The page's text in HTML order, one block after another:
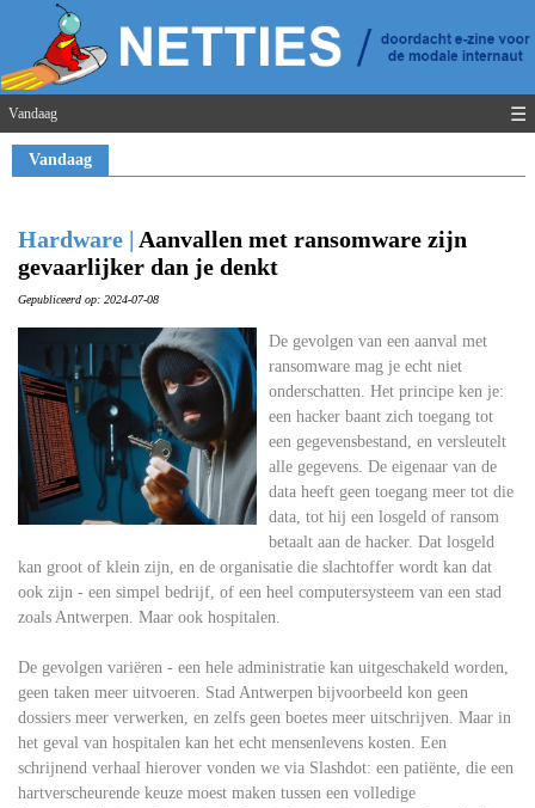
Vandaag ☰
Vandaag
Hardware | Aanvallen met ransomware zijn
gevaarlijker dan je denkt
Gepubliceerd op: 2024-07-08
De gevolgen van een aanval met
ransomware mag je echt niet
onderschatten. Het principe ken je:
een hacker baant zich toegang tot
een gegevensbestand, en versleutelt
alle gegevens. De eigenaar van de
data heeft geen toegang meer tot die
data, tot hij een losgeld of ransom
betaalt aan de hacker. Dat losgeld
kan groot of klein zijn, en de organisatie die slachtoffer wordt kan dat
ook zijn - een simpel bedrijf, of een heel computersysteem van een stad
zoals Antwerpen. Maar ook hospitalen.
De gevolgen variëren - een hele administratie kan uitgeschakeld worden,
geen taken meer uitvoeren. Stad Antwerpen bijvoorbeeld kon geen
dossiers meer verwerken, en zelfs geen boetes meer uitschrijven. Maar in
het geval van hospitalen kan het echt mensenlevens kosten. Een
schrijnend verhaal hierover vonden we via Slashdot: een patiënte, die een
hartverscheurende keuze moest maken tussen een volledige